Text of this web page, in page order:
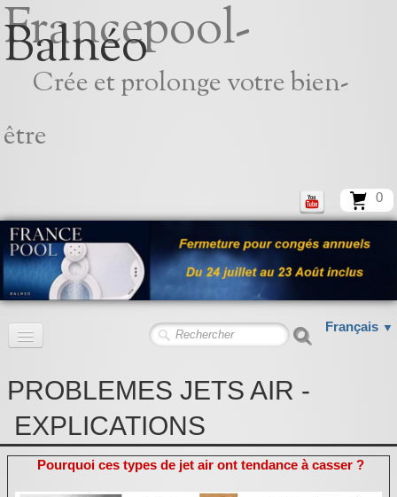
Francepool-
Balnéo
Crée et prolonge votre bien-
être
0
Français ▼
Pièces détachées
Pompes Piscine
Kits baignoires
PROBLEMES JETS AIR -
EXPLICATIONS
Pourquoi ces types de jet air ont tendance à casser ?